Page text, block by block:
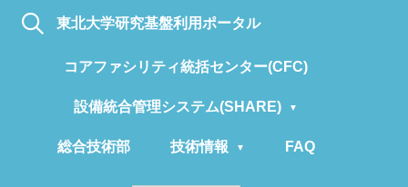
東北大学研究基盤利用ポータル
コアファシリティ統括センター(CFC)
設備統合管理システム(SHARE)
総合技術部 技術情報 FAQ